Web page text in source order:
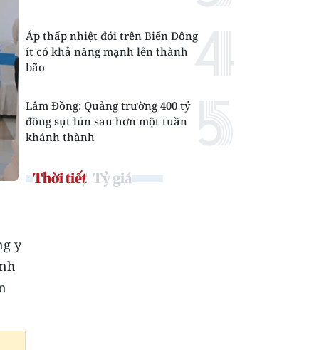
y
Áp thấp nhiệt đới trên Biển Đông
ít có khả năng mạnh lên thành
bão
Lâm Đồng: Quảng trường 400 tỷ
đồng sụt lún sau hơn một tuần
khánh thành
Thời tiết Tỷ giá